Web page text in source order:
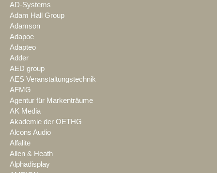
AD-Systems
Adam Hall Group
Adamson
Adapoe
Adapteo
Adder
AED group
AES Veranstaltungstechnik
AFMG
Agentur für Markenträume
AK Media
Akademie der OETHG
Alcons Audio
Alfalite
Allen & Heath
Alphadisplay